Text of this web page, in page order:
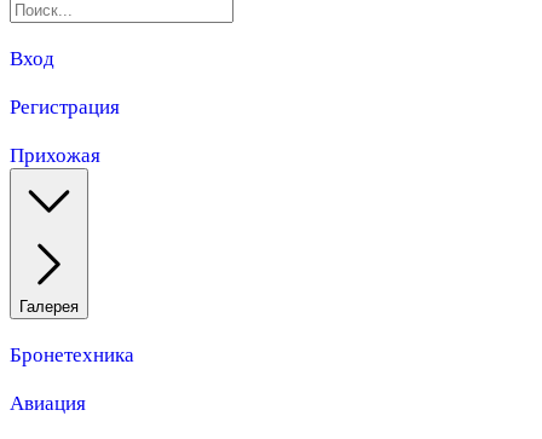
Вход
Регистрация
Прихожая
Галерея
Бронетехника
Авиация